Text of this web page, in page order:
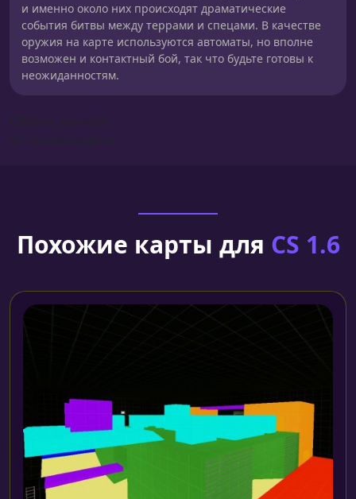
и именно около них происходят драматические
события битвы между террами и спецами. В качестве
оружия на карте используются автоматы, но вполне
возможен и контактный бой, так что будьте готовы к
неожиданностям.
Похожие карты для CS 1.6